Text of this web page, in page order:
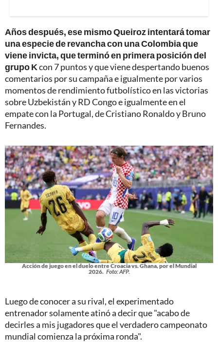
Años después, ese mismo Queiroz intentará tomar
una especie de revancha con una Colombia que
viene invicta, que terminó en primera posición del
grupo Kcon 7 puntos y que viene despertando buenos
comentarios por su campaña e igualmente por varios
momentos de rendimiento futbolístico en las victorias
sobre Uzbekistán y RD Congo e igualmente en el
empate con la Portugal, de Cristiano Ronaldo y Bruno
Fernandes.
Acción de juego en el duelo entre Croacia vs. Ghana, por el Mundial
2026. Foto: AFP.
Luego de conocer a su rival, el experimentado
entrenador solamente atinó a decir que "acabo de
decirles a mis jugadores que el verdadero campeonato
mundial comienza la próxima ronda".